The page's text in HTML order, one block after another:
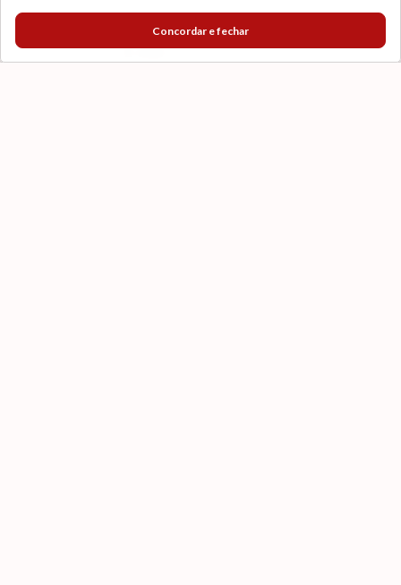
Concordar e fechar